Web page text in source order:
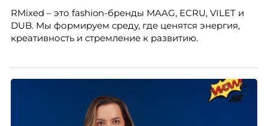
RMixed – это fashion-бренды MAAG, ECRU, VILET и
DUB. Мы формируем среду, где ценятся энергия,
креативность и стремление к развитию.